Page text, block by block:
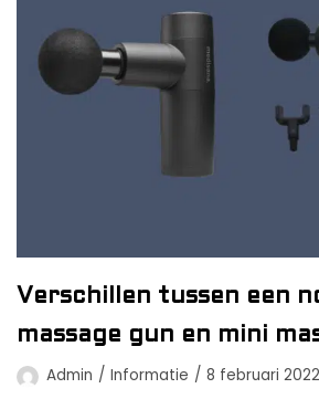
Verschillen tussen een
massage gun en mini
Admin
Informatie 8 februari 2022